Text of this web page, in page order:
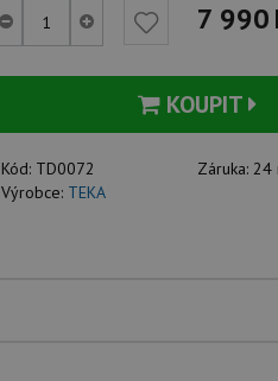
7 990
KOUPIT
Kód: TD0072 Záruka:24
Výrobce: TEKA